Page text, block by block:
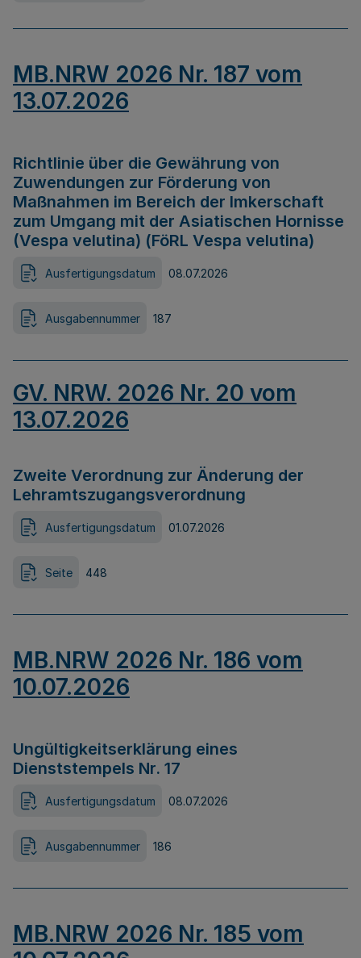
MB.NRW 2026 Nr. 187 vom
13.07.2026
Richtlinie über die Gewährung von
Zuwendungen zur Förderung von
Maßnahmen im Bereich der Imkerschaft
zum Umgang mit der Asiatischen Hornisse
(Vespa velutina) (FöRL Vespa velutina)
Ausfertigungsdatum 08.07.2026
Ausgabennummer 187
GV. NRW. 2026 Nr. 20 vom
13.07.2026
Zweite Verordnung zur Änderung der
Lehramtszugangsverordnung
Ausfertigungsdatum 01.07.2026
Seite 448
MB.NRW 2026 Nr. 186 vom
10.07.2026
Ungültigkeitserklärung eines
Dienststempels Nr. 17
Ausfertigungsdatum 08.07.2026
Ausgabennummer 186
MB.NRW 2026 Nr. 185 vom